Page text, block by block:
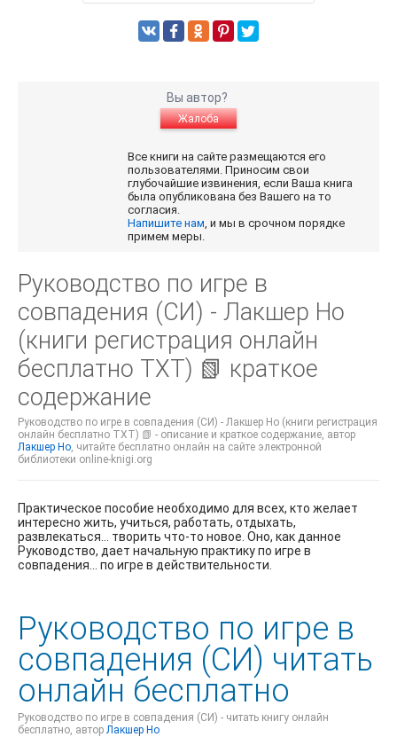
Вы автор?
Жалоба
Все книги на сайте размещаются его
пользователями. Приносим свои
глубочайшие извинения, если Ваша книга
была опубликована без Вашего на то
согласия.
Напишите нам , и мы в срочном порядке
примем меры.
Руководство по игре в
совпадения (СИ) - Лакшер Но
(книги регистрация онлайн
бесплатно TXT) 📗 краткое
содержание
Руководство по игре в совпадения (СИ) - Лакшер Но (книги регистрация
онлайн бесплатно TXT) 📗 - описание и краткое содержание, автор
Лакшер Но , читайте бесплатно онлайн на сайте электронной
библиотеки online-knigi.org
Практическое пособие необходимо для всех, кто желает
интересно жить, учиться, работать, отдыхать,
развлекаться... творить что-то новое. Оно, как данное
Руководство, дает начальную практику по игре в
совпадения... по игре в действительности.
Руководство по игре в
совпадения (СИ) читать
онлайн бесплатно
Руководство по игре в совпадения (СИ) - читать книгу онлайн
бесплатно, автор Лакшер Но